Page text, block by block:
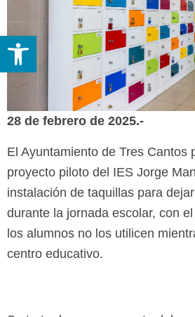
28 de febrero de 2025.-
El Ayuntamiento de Tres Cantos
proyecto piloto del IES Jorge
instalación de taquillas para
durante la jornada escolar, con
los alumnos no los utilicen
centro educativo.
Abrir barra de